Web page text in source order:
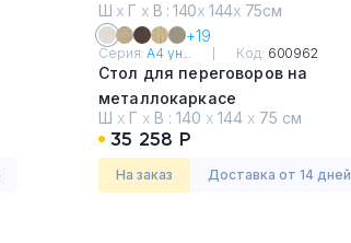
Ш х Г х В : 140х 144х 75см
+19
Серия:А4 ун... Код: 600962
Стол для переговоров на
металлокаркасе
Дуб Шамони
Ш х Г х В : 140 х 144 х 75 см
35 258 Р
На заказ Доставка от 14 дней